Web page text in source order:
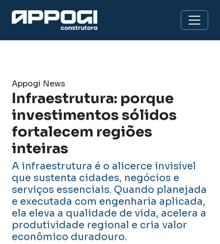
Appogi News
Infraestrutura: porque
investimentos sólidos
fortalecem regiões
inteiras
A infraestrutura é o alicerce invisível
que sustenta cidades, negócios e
serviços essenciais. Quando planejada
e executada com engenharia aplicada,
ela eleva a qualidade de vida, acelera a
produtividade regional e cria valor
econômico duradouro.